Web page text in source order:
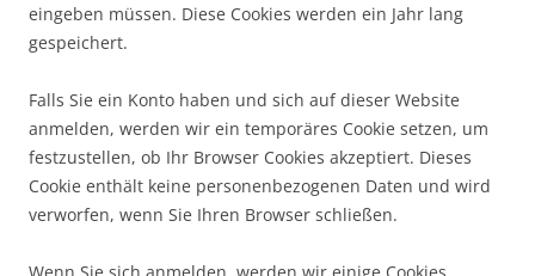
eingeben müssen. Diese Cookies werden ein Jahr lang
gespeichert.
Falls Sie ein Konto haben und sich auf dieser Website
anmelden, werden wir ein temporäres Cookie setzen, um
festzustellen, ob Ihr Browser Cookies akzeptiert. Dieses
Cookie enthält keine personenbezogenen Daten und wird
verworfen, wenn Sie Ihren Browser schließen.
Wenn Sie sich anmelden, werden wir einige Cookies